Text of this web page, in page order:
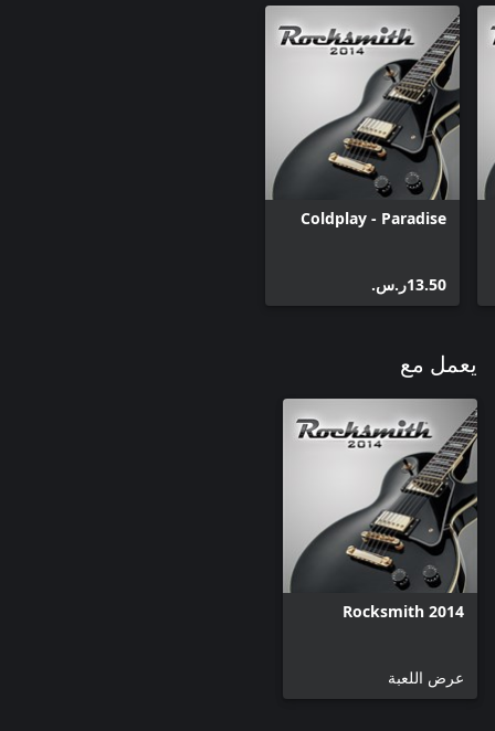
Coldplay - Paradise
‪ر.س.‏‎13.50‬
يعمل مع
Rocksmith 2014
عرض اللعبة